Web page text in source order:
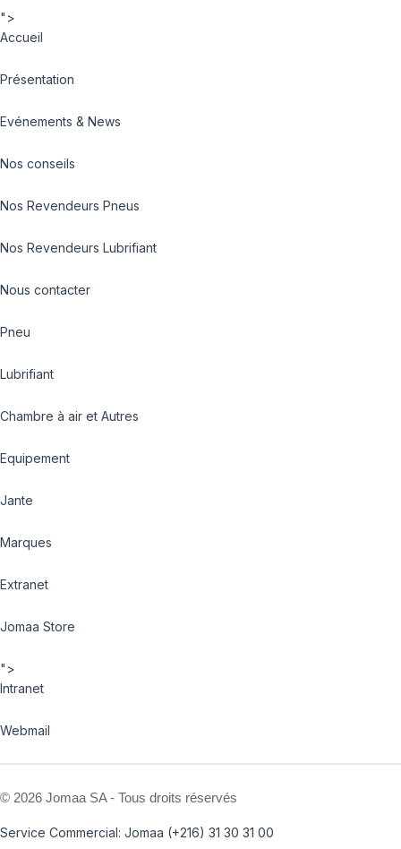
">
Accueil
Présentation
Evénements & News
Nos conseils
Nos Revendeurs Pneus
Nos Revendeurs Lubrifiant
Nous contacter
Pneu
Lubrifiant
Chambre à air et Autres
Equipement
Jante
Marques
Extranet
Jomaa Store
">
Intranet
Webmail
© 2026 Jomaa SA - Tous droits réservés
Service Commercial: Jomaa (+216) 31 30 31 00